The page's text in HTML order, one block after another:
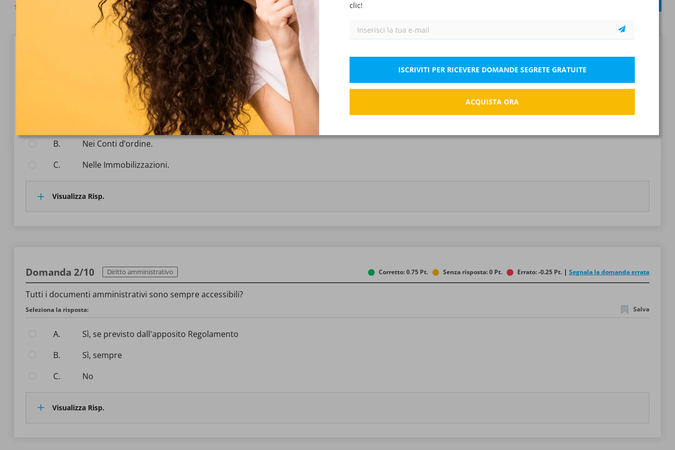
Contabilità economico patrimoniale
Per lo Schema di Stato Patrimoniale degli enti del SSN di cui all’Allegato 2 del D.Lgs. 118/2011, la voce “Perdite portate a nuovo” rientra:
Nel Patrimonio netto.
B.
Nei Conti d’ordine.
C.
Nelle Immobilizzazioni.
Visualizza Risp.
Domanda 2/10 Diritto amministrativo Corretto: 0.75 Pt. Senza risposta: 0 Pt. Errato: -0.25 Pt. Segnala la domanda errata
Tutti i documenti amministrativi sono sempre accessibili?
Seleziona la risposta: Salva
A.
Sì, se previsto dall'apposito Regolamento
B.
Sì, sempre
C.
No
Visualizza Risp.
clic!
ISCRIVITI PER RICEVERE DOMANDE SEGRETE GRATUITE
ACQUISTA ORA